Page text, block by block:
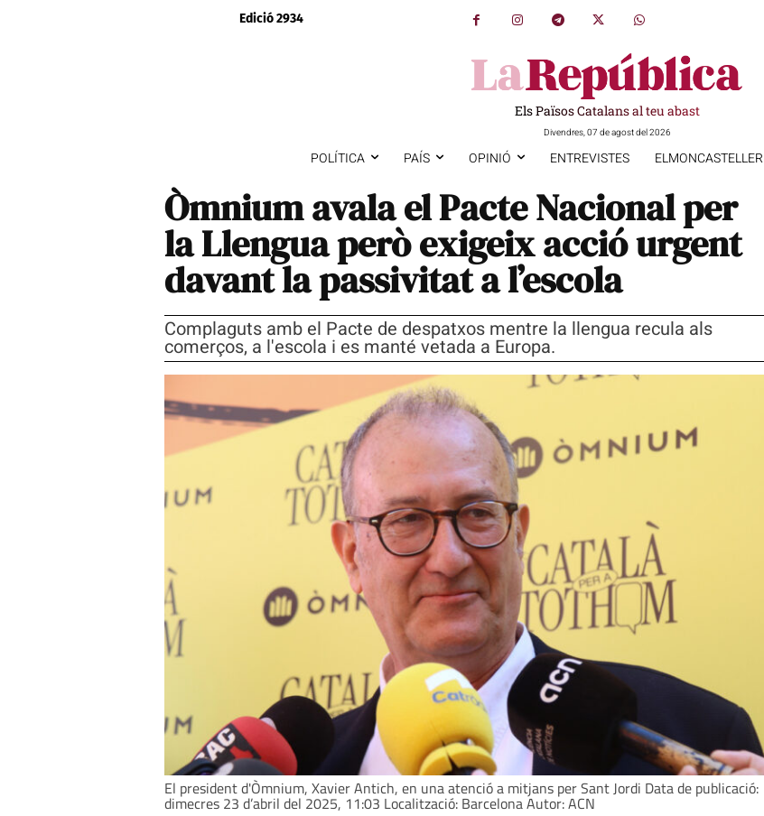
Edició 2934
Els Països Catalans al teu abast
Divendres, 07 de agost del 2026
POLÍTICA PAÍS OPINIÓ ENTREVISTES ELMONCASTELLER
Òmnium avala el Pacte Nacional per
la Llengua però exigeix acció urgent
davant la passivitat a l’escola
Complaguts amb el Pacte de despatxos mentre la llengua recula als
comerços, a l'escola i es manté vetada a Europa.
El president d'Òmnium, Xavier Antich, en una atenció a mitjans per Sant Jordi Data de publicació:
dimecres 23 d’abril del 2025, 11:03 Localització: Barcelona Autor: ACN